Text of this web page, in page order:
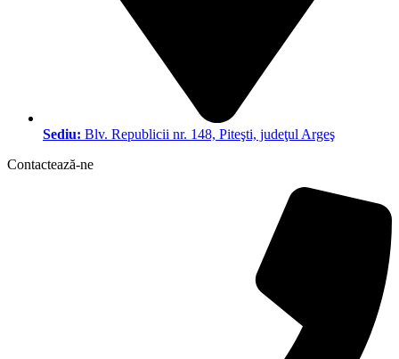
Sediu: Blv. Republicii nr. 148, Piteşti, judeţul Argeş
Contactează-ne